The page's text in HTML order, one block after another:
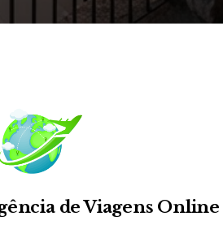
de Viagens Online